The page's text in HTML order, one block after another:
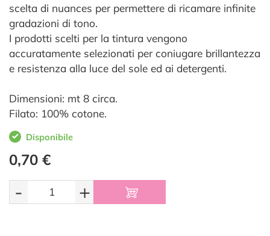
scelta di nuances per permettere di ricamare infinite
gradazioni di tono.
I prodotti scelti per la tintura vengono
accuratamente selezionati per coniugare brillantezza
e resistenza alla luce del sole ed ai detergenti.
Dimensioni: mt 8 circa.
Filato: 100% cotone.
Disponibile
0,70 €
- +